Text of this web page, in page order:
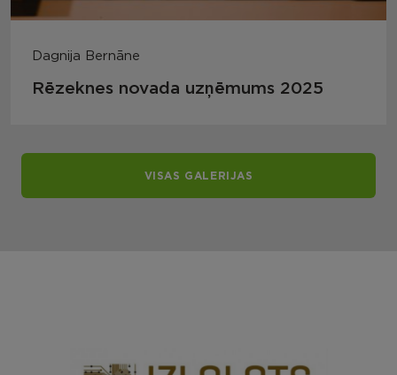
Dagnija Bernāne
Rēzeknes novada uzņēmums 2025
VISAS GALERIJAS